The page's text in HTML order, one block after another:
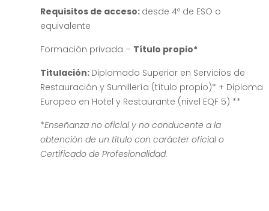
Requisitos de acceso: desde 4º de ESO o
equivalente
Formación privada – Título propio*
Titulación: Diplomado Superior en Servicios de
Restauración y Sumillería (título propio)* + Diploma
Europeo en Hotel y Restaurante (nivel EQF 5) **
*Enseñanza no oficial y no conducente a la
obtención de un título con carácter oficial o
Certificado de Profesionalidad.